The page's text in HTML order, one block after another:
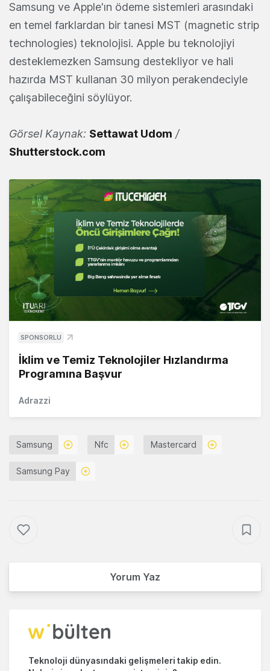
Samsung ve Apple'ın ödeme sistemleri arasındaki
en temel farklardan bir tanesi MST (magnetic strip
technologies) teknolojisi. Apple bu teknolojiyi
desteklemezken Samsung destekliyor ve hali
hazırda MST kullanan 30 milyon perakendeciyle
çalışabileceğini söylüyor.
Görsel Kaynak: Settawat Udom /
Shutterstock.com
SPONSORLU
İklim ve Temiz Teknolojiler Hızlandırma
Programına Başvur
Adrazzi
Samsung Nfc Mastercard
Samsung Pay
Yorum Yaz
Teknoloji dünyasındaki gelişmeleri takip edin.